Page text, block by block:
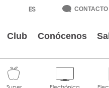
CONTACTO
Club Conócenos